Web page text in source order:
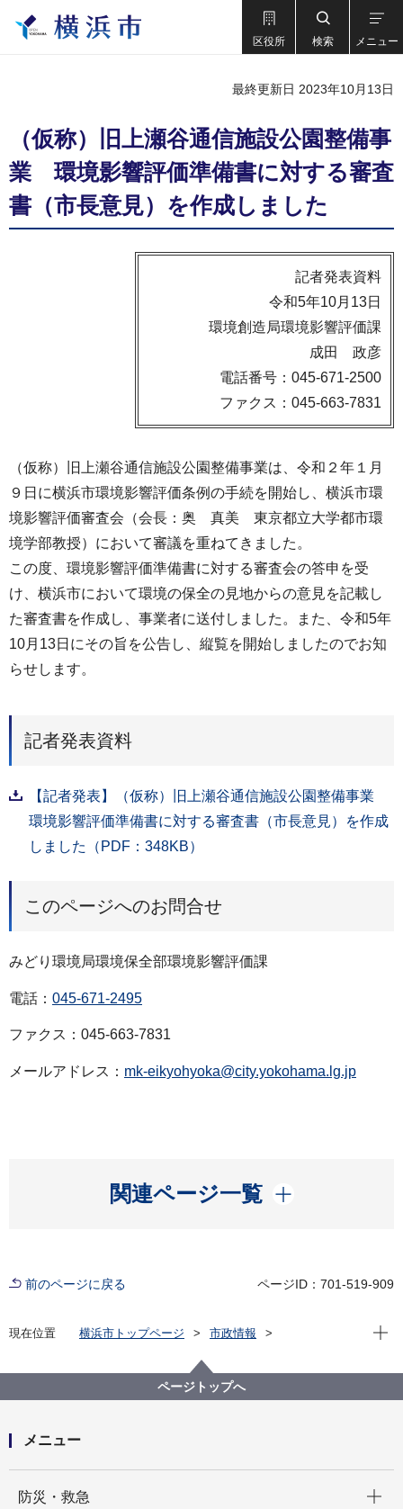
区役所 検索 メニュー
最終更新日 2023年10月13日
（仮称）旧上瀬谷通信施設公園整備事
業 環境影響評価準備書に対する審査
書（市長意見）を作成しました
記者発表資料
令和5年10月13日
環境創造局環境影響評価課
成田 政彦
電話番号：045-671-2500
ファクス：045-663-7831
（仮称）旧上瀬谷通信施設公園整備事業は、令和２年１月
９日に横浜市環境影響評価条例の手続を開始し、横浜市環
境影響評価審査会（会長：奥 真美 東京都立大学都市環
境学部教授）において審議を重ねてきました。
この度、環境影響評価準備書に対する審査会の答申を受
け、横浜市において環境の保全の見地からの意見を記載し
た審査書を作成し、事業者に送付しました。また、令和5年
10月13日にその旨を公告し、縦覧を開始しましたのでお知
らせします。
記者発表資料
【記者発表】（仮称）旧上瀬谷通信施設公園整備事業
環境影響評価準備書に対する審査書（市長意見）を作成
しました（PDF：348KB）
このページへのお問合せ
みどり環境局環境保全部環境影響評価課
電話： 045-671-2495
ファクス：045-663-7831
メールアドレス： mk-eikyohyoka@city.yokohama.lg.jp
関連ページ一覧
開く
前のページに戻る ページID：701-519-909
現在位置 横浜市トップページ
市政情報
（仮称）旧上瀬谷通信施設公園整備事業 環境影響評
価準備書に対する審査書（市長意見）を作成しました
現在
ページトップへ
メニュー
防災・救急